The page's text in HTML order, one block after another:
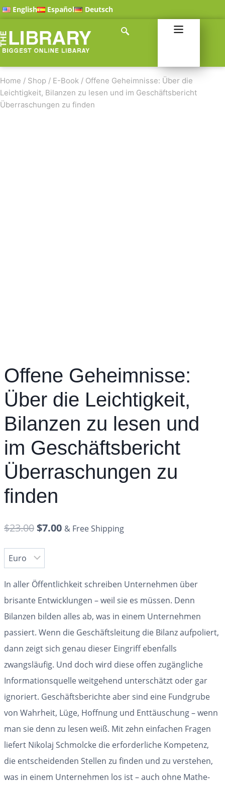
English Español Deutsch
Home / Shop / E-Book / Offene Geheimnisse: Über die
Leichtigkeit, Bilanzen zu lesen und im Geschäftsbericht
Überraschungen zu finden
Offene Geheimnisse:
Über die Leichtigkeit,
Bilanzen zu lesen und
im Geschäftsbericht
Überraschungen zu
finden
$23.00 $7.00 & Free Shipping
In aller Öffentlichkeit schreiben Unternehmen über
brisante Entwicklungen – weil sie es müssen. Denn
Bilanzen bilden alles ab, was in einem Unternehmen
passiert. Wenn die Geschäftsleitung die Bilanz aufpoliert,
dann zeigt sich genau dieser Eingriff ebenfalls
zwangsläufig. Und doch wird diese offen zugängliche
Informationsquelle weitgehend unterschätzt oder gar
ignoriert. Geschäftsberichte aber sind eine Fundgrube
von Wahrheit, Lüge, Hoffnung und Enttäuschung – wenn
man sie denn zu lesen weiß. Mit zehn einfachen Fragen
liefert Nikolaj Schmolcke die erforderliche Kompetenz,
die entscheidenden Stellen zu finden und zu verstehen,
was in einem Unternehmen los ist – auch ohne Mathe-